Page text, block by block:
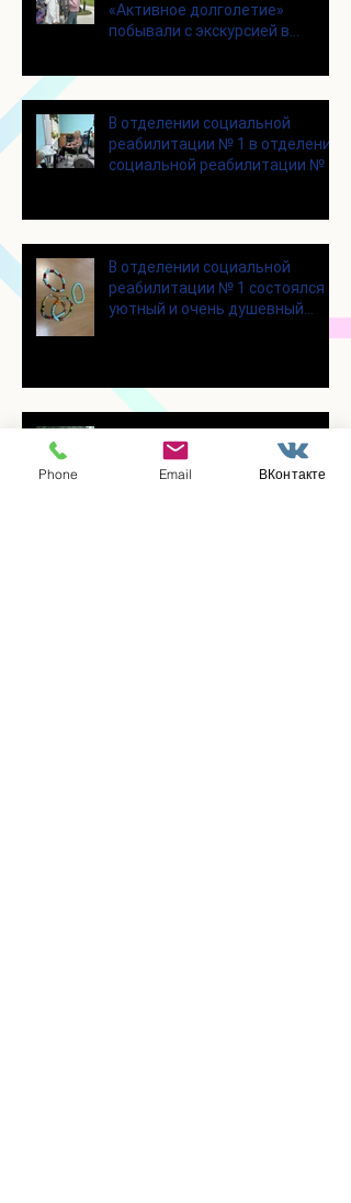
«Активное долголетие»
побывали с экскурсией в
В отделении социальной
реабилитации № 1 в отделении
социальной реабилитации № 1
В отделении социальной
реабилитации № 1 состоялся
уютный и очень душевный
«Активное долголетие»
прошло очередное занятие по
Phone Email ВКонтакте